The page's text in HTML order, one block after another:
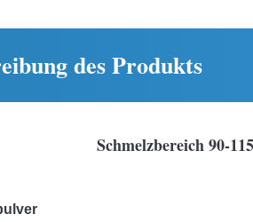
des Produkts
Schmelzbereich 90-